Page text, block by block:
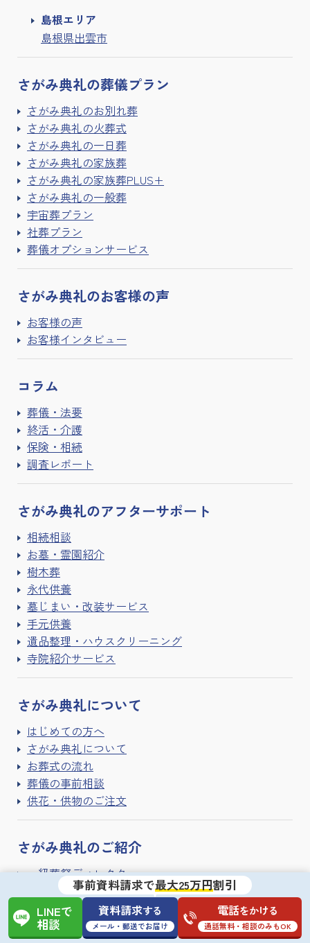
島根エリア
島根県出雲市
さがみ典礼の葬儀プラン
さがみ典礼のお別れ葬
さがみ典礼の火葬式
さがみ典礼の一日葬
さがみ典礼の家族葬
さがみ典礼の家族葬PLUS+
さがみ典礼の一般葬
宇宙葬プラン
社葬プラン
葬儀オプションサービス
さがみ典礼のお客様の声
お客様の声
お客様インタビュー
コラム
葬儀・法要
終活・介護
保険・相続
調査レポート
さがみ典礼のアフターサポート
相続相談
お墓・霊園紹介
樹木葬
永代供養
墓じまい・改装サービス
手元供養
遺品整理・ハウスクリーニング
寺院紹介サービス
さがみ典礼について
はじめての方へ
さがみ典礼について
お葬式の流れ
葬儀の事前相談
供花・供物のご注文
さがみ典礼のご紹介
一級葬祭ディレクター
式場用地募集
よくある質問
運営会社
事前資料請求で最大25万円割引
LINEで
相談
資料請求する
メール・郵送でお届け
電話をかける
通話無料・相談のみもOK